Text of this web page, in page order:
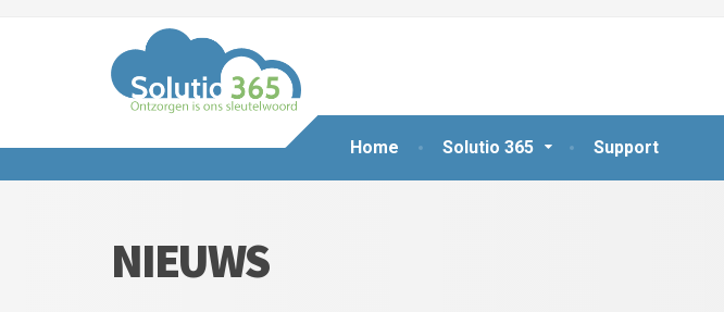
Home Solutio 365 Support
NIEUWS